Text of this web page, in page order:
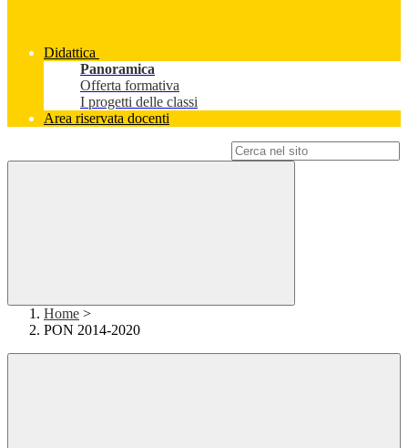
Didattica
Panoramica
Offerta formativa
I progetti delle classi
Area riservata docenti
Home >
PON 2014-2020